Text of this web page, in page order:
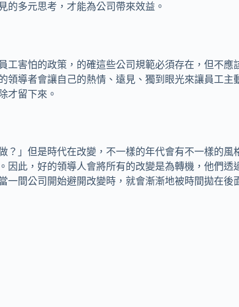
的多元思考，才能為公司帶來效益。
工害怕的政策，的確這些公司規範必須存在，但不應
領導者會讓自己的熱情、遠見、獨到眼光來讓員工主
才留下來。
？」但是時代在改變，不一樣的年代會有不一樣的風
因此，好的領導人會將所有的改變是為轉機，他們透
一間公司開始避開改變時，就會漸漸地被時間拋在後